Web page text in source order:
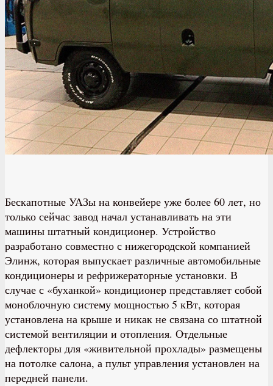
Бескапотные УАЗы на конвейере уже более 60 лет, но
только сейчас завод начал устанавливать на эти
машины штатный кондиционер. Устройство
разработано совместно с нижегородской компанией
Элинж, которая выпускает различные автомобильные
кондиционеры и рефрижераторные установки. В
случае с «буханкой» кондиционер представляет собой
моноблочную систему мощностью 5 кВт, которая
установлена на крыше и никак не связана со штатной
системой вентиляции и отопления. Отдельные
дефлекторы для «живительной прохлады» размещены
на потолке салона, а пульт управления установлен на
передней панели.